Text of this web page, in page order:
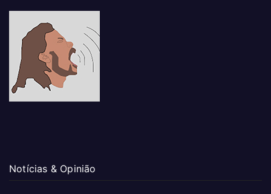
Notícias & Opinião